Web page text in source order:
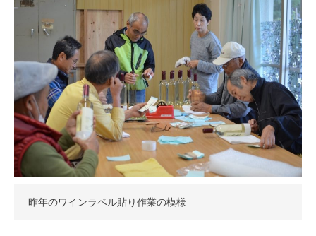
昨年のワインラベル貼り作業の模様